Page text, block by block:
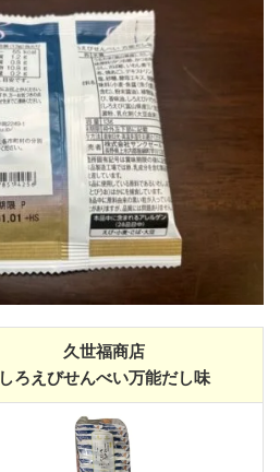
久世福商店
しろえびせんべい万能だし味